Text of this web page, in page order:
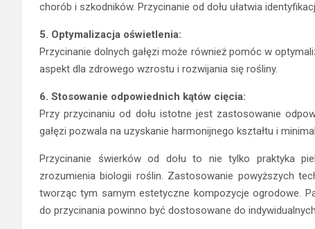
chorób i szkodników. Przycinanie od dołu ułatwia
5. Optymalizacja oświetlenia:
Przycinanie dolnych gałęzi może również pomóc w
aspekt dla zdrowego wzrostu i rozwijania się rośliny.
6. Stosowanie odpowiednich kątów cięcia:
Przy przycinaniu od dołu istotne jest zastosowanie
gałęzi pozwala na uzyskanie harmonijnego kształtu i
Przycinanie świerków od dołu to nie tylko praktyka
zrozumienia biologii roślin. Zastosowanie powyższych
tworząc tym samym estetyczne kompozycje ogrodowe.
do przycinania powinno być dostosowane do